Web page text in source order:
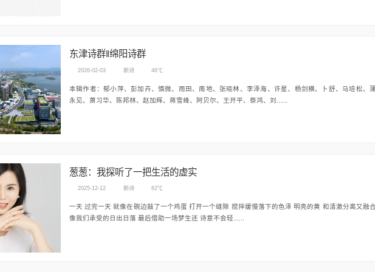
东津诗群‖绵阳诗群
2026-02-03 新诗 46℃
本辑作者：郁小萍、彭加卉、慎微、雨田、南地、张晓林、李泽海、许星、杨剑横、卜舒、马培松、
永见、萧习华、陈邦林、赵加辉、蒋雪峰、阿贝尔、王开平、祭鸿、刘......
葱葱：我探听了一把生活的虚实
2025-12-12 新诗 62℃
一天 过完一天 就像在碗边敲了一个鸡蛋 打开一个缝隙 搅拌缓慢落下的色泽 明亮的黄 和清澈分离又融合
像我们承受的日出日落 最后借助一场梦生还 诗意不会轻......